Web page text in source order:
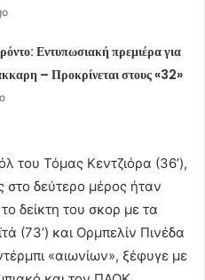
Εντυπωσιακή πρεμιέρα για
– Προκρίνεται στους «32»
του Τόμας Κεντζιόρα (36’),
στο δεύτερο μέρος ήταν
δείκτη του σκορ με τα
(73’) και Ορμπελίν Πινέδα
«αιωνίων», ξέφυγε με